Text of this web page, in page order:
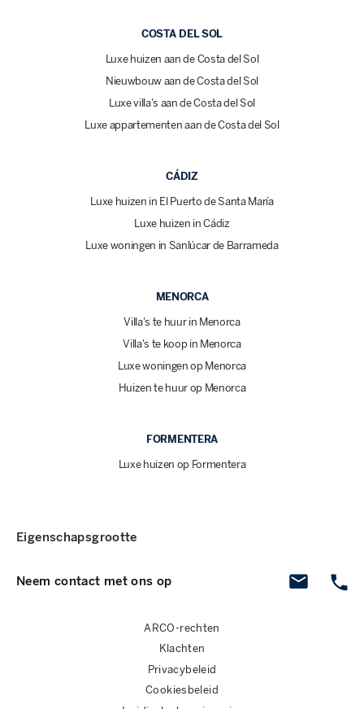
COSTA DEL SOL
Luxe huizen aan de Costa del Sol
Nieuwbouw aan de Costa del Sol
Luxe villa's aan de Costa del Sol
Luxe appartementen aan de Costa del Sol
CÁDIZ
Luxe huizen in El Puerto de Santa María
Luxe huizen in Cádiz
Luxe woningen in Sanlúcar de Barrameda
MENORCA
Villa's te huur in Menorca
Villa's te koop in Menorca
Luxe woningen op Menorca
Huizen te huur op Menorca
FORMENTERA
Luxe huizen op Formentera
Neem contact met ons op
Eigenschapsgrootte
ARCO-rechten
Klachten
Privacybeleid
Cookiesbeleid